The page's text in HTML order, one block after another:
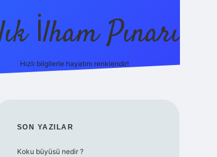
İlham Pınarı
Hızlı bilgilerle hayatını renklendir!
SIDEBAR
SON YAZILAR
Koku büyüsü nedir ?